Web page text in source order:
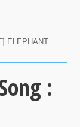
ELEPHANT
: